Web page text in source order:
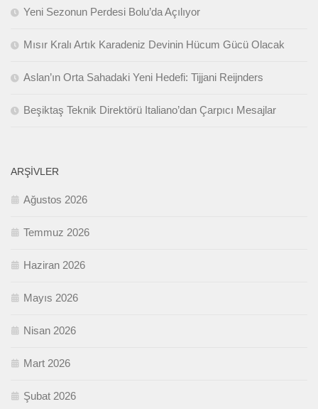
Yeni Sezonun Perdesi Bolu’da Açılıyor
Mısır Kralı Artık Karadeniz Devinin Hücum Gücü Olacak
Aslan’ın Orta Sahadaki Yeni Hedefi: Tijjani Reijnders
Beşiktaş Teknik Direktörü Italiano’dan Çarpıcı Mesajlar
ARŞIVLER
Ağustos 2026
Temmuz 2026
Haziran 2026
Mayıs 2026
Nisan 2026
Mart 2026
Şubat 2026